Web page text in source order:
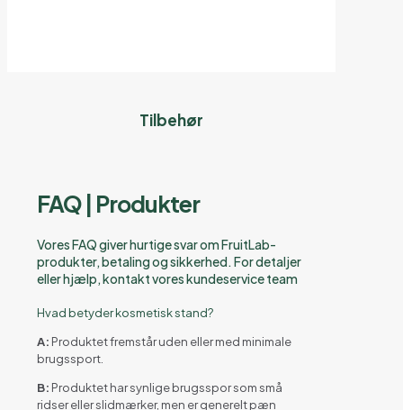
Tilbehør
FAQ | Produkter
Vores FAQ giver hurtige svar om FruitLab-
produkter, betaling og sikkerhed. For detaljer
eller hjælp, kontakt vores kundeservice team
Hvad betyder kosmetisk stand?
A: Produktet fremstår uden eller med minimale
brugssport.
B: Produktet har synlige brugsspor som små
ridser eller slidmærker, men er generelt pæn